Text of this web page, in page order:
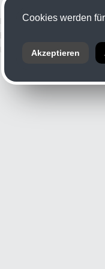
Informationspflicht nach §
Branche: Fotografie
UID: ATU 11926709
Cookies werden
Akzeptieren